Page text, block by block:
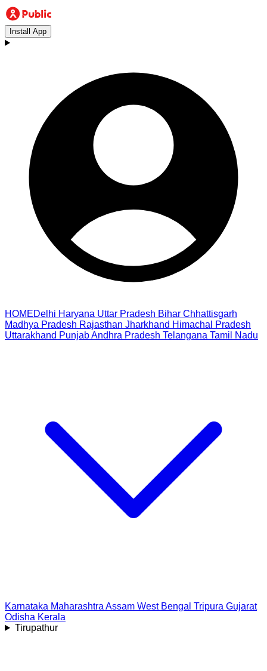
Install App
HOMEDelhi Haryana Uttar Pradesh Bihar Chhattisgarh
Madhya Pradesh Rajasthan Jharkhand Himachal Pradesh
Uttarakhand PunjabAndhra Pradesh Telangana Tamil Nadu
Karnataka Maharashtra Assam West Bengal Tripura Gujarat
Odisha Kerala
Tirupathur